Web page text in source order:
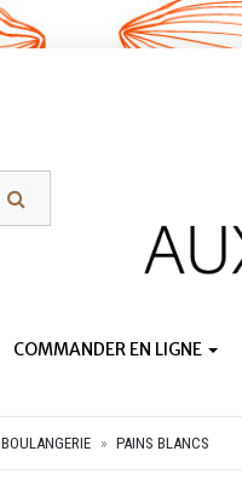
COMMANDER EN LIGNE
BOULANGERIE PAINS BLANCS